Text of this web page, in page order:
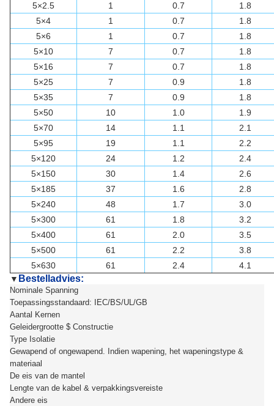
5×2.5
1 0.7
1.8
5×4
1 0.7
1.8
5×6
1 0.7
1.8
5×10
7 0.7
1.8
5×16
7 0.7
1.8
5×25
7 0.9
1.8
5×35
7 0.9
1.8
5×50
10 1.0
1.9
5×70
14 1.1
2.1
5×95
19 1.1
2.2
5×120
24 1.2
2.4
5×150
30 1.4
2.6
5×185
37 1.6
2.8
5×240
48 1.7
3.0
5×300
61 1.8
3.2
5×400
61 2.0
3.5
5×500
61 2.2
3.8
5×630
61 2.4
4.1
▼ Bestelladvies:
Nominale Spanning
Toepassingsstandaard: IEC/BS/UL/GB
Aantal Kernen
Geleidergrootte $ Constructie
Type Isolatie
Gewapend of ongewapend. Indien wapening, het wapeningstype &
materiaal
De eis van de mantel
Lengte van de kabel & verpakkingsvereiste
Andere eis